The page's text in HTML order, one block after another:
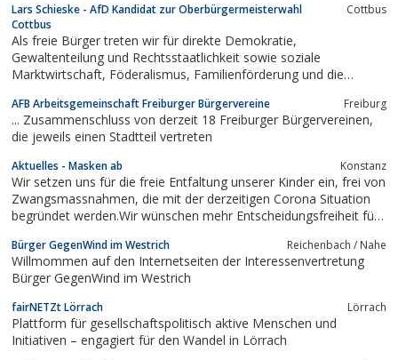
Lars Schieske - AfD Kandidat zur Oberbürgermeisterwahl
Cottbus
Cottbus
Als freie Bürger treten wir für direkte Demokratie,
Gewaltenteilung und Rechtsstaatlichkeit sowie soziale
Marktwirtschaft, Föderalismus, Familienförderung und die
AFB Arbeitsgemeinschaft Freiburger Bürgervereine Freiburg
... Zusammenschluss von derzeit 18 Freiburger Bürgervereinen,
die jeweils einen Stadtteil vertreten
Aktuelles - Masken ab Konstanz
Wir setzen uns für die freie Entfaltung unserer Kinder ein, frei von
Zwangsmassnahmen, die mit der derzeitigen Corona Situation
begründet werden.Wir wünschen mehr Entscheidungsfreiheit für
unsere Kinder vor staatlicher Willkür zu schützen.
Bürger GegenWind im Westrich Reichenbach / Nahe
Willmommen auf den Internetseiten der Interessenvertretung
Bürger GegenWind im Westrich
fairNETZt Lörrach Lörrach
Plattform für gesellschaftspolitisch aktive Menschen und
Initiativen – engagiert für den Wandel in Lörrach